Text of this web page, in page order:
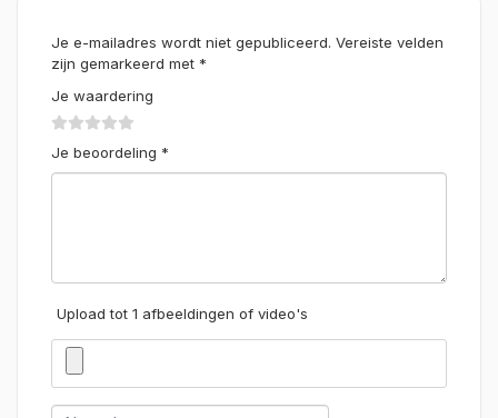
Je e-mailadres wordt niet gepubliceerd. Vereiste velden
zijn gemarkeerd met *
Je waardering
Je beoordeling *
Upload tot 1 afbeeldingen of video's